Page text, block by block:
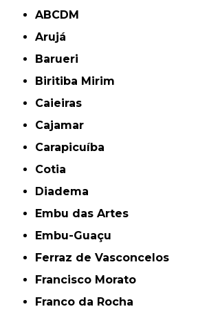
ABCDM
Arujá
Barueri
Biritiba Mirim
Caieiras
Cajamar
Carapicuíba
Cotia
Diadema
Embu das Artes
Embu-Guaçu
Ferraz de Vasconcelos
Francisco Morato
Franco da Rocha